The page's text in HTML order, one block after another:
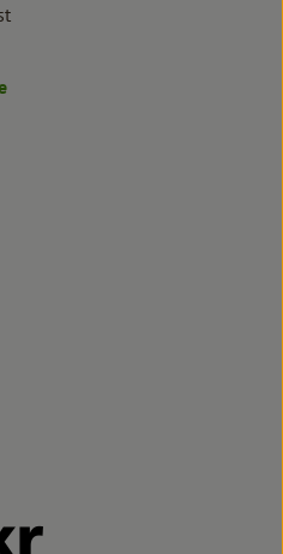
verbraucher
www.oekokiste.de/
lammertzhof/
www.instagram.com/
https://www.youtube.com/
Externer Link zu https://